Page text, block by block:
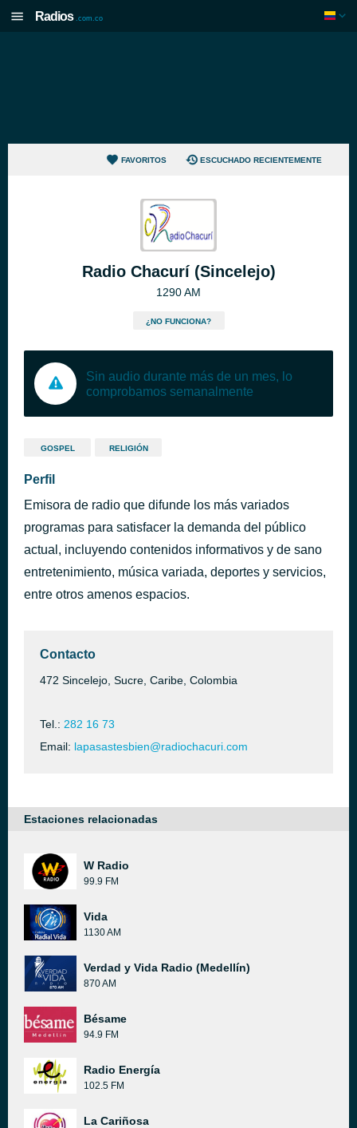
Radios .com.co
FAVORITOS ESCUCHADO RECIENTEMENTE
Radio Chacurí (Sincelejo)
1290 AM
¿NO FUNCIONA?
Sin audio durante más de un mes, lo
comprobamos semanalmente
GOSPEL RELIGIÓN
Perfil
Emisora de radio que difunde los más variados
programas para satisfacer la demanda del público
actual, incluyendo contenidos informativos y de sano
entretenimiento, música variada, deportes y servicios,
entre otros amenos espacios.
Contacto
472 Sincelejo, Sucre, Caribe, Colombia
Tel.: 282 16 73
Email: lapasastesbien@radiochacuri.com
Estaciones relacionadas
W Radio
99.9 FM
Vida
1130 AM
Verdad y Vida Radio (Medellín)
870 AM
Bésame
94.9 FM
Radio Energía
102.5 FM
La Cariñosa